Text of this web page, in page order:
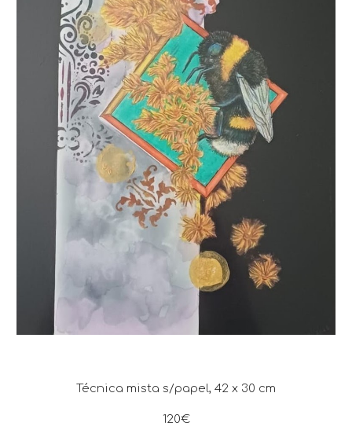
Técnica mista s/papel, 42 x 30 cm
120€